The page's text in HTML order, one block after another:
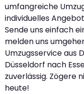
umfangreiche
individuelles
Sende uns einfach
melden uns
Umzugsservice aus
Düsseldorf nach
zuverlässig. Zögere
heute!